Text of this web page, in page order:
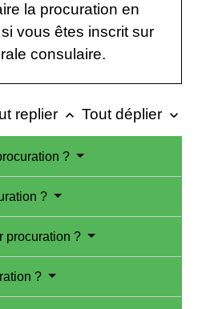
la procuration en
vous êtes inscrit sur
consulaire.
replier keyboard_arrow_up Tout déplier keyboard_arrow_down
?
?
procuration ?
?